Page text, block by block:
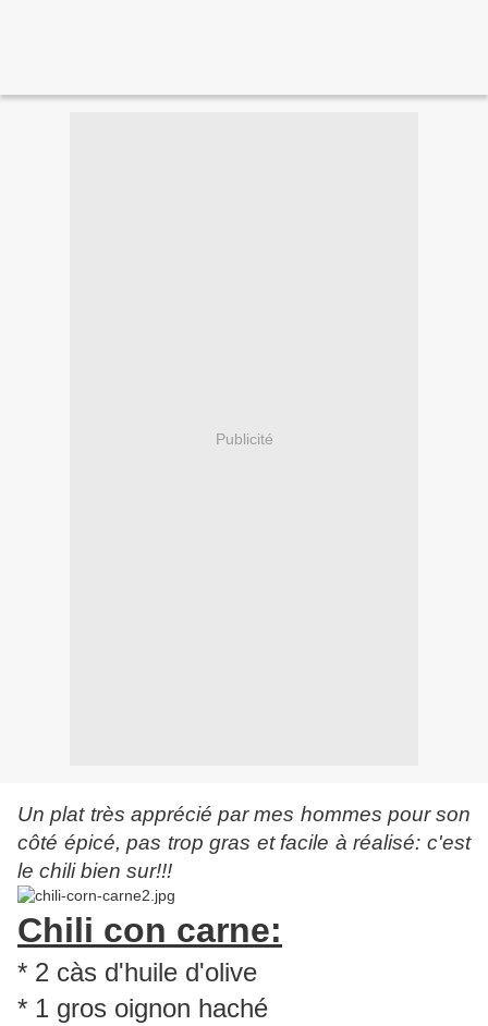
Publicité
Un plat très apprécié par mes hommes pour son
côté épicé, pas trop gras et facile à réalisé: c'est
le chili bien sur!!!
Chili con carne:
* 2 càs d'huile d'olive
* 1 gros oignon haché